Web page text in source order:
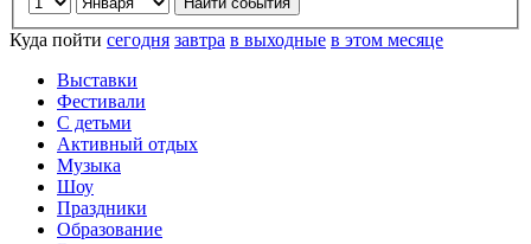
Куда пойти сегодня завтра в выходные в этом месяце
Выставки
Фестивали
С детьми
Активный отдых
Музыка
Шоу
Праздники
Образование